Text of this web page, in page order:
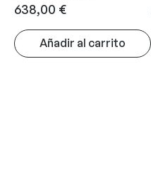
638,00 €
Añadir al carrito